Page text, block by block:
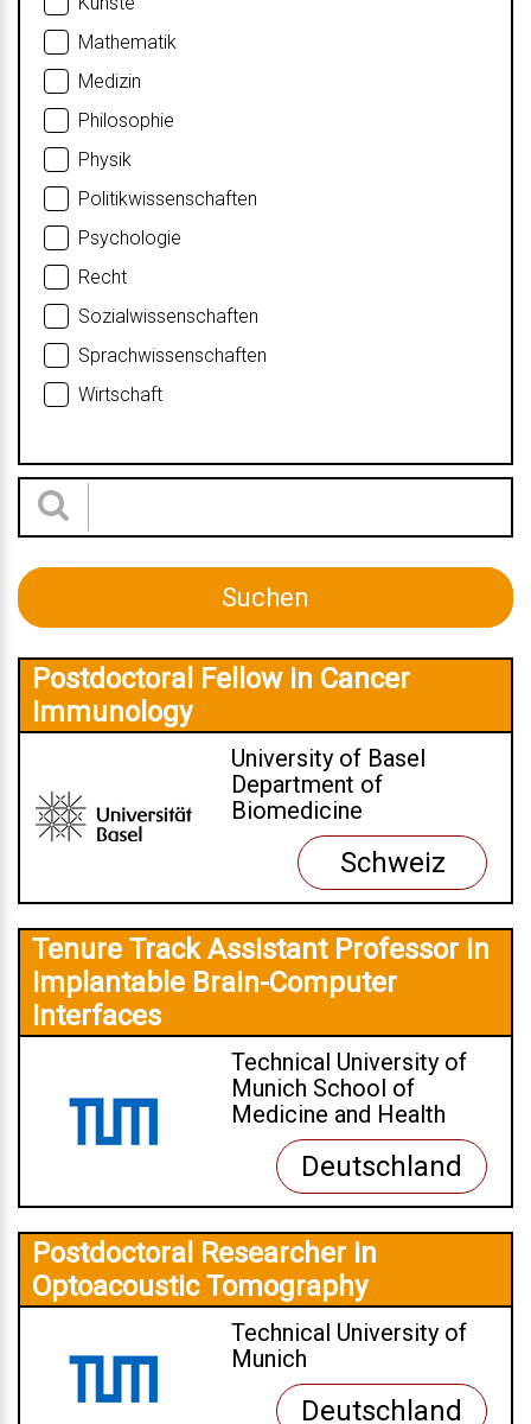
Mathematik
Medizin
Philosophie
Physik
Politikwissenschaften
Psychologie
Recht
Sozialwissenschaften
Sprachwissenschaften
Wirtschaft
Postdoctoral Fellow in Cancer
Immunology
University of Basel
Department of
Biomedicine
Schweiz
Tenure Track Assistant Professor in
Implantable Brain-Computer
Interfaces
Technical University of
Munich School of
Medicine and Health
Deutschland
Postdoctoral Researcher in
Optoacoustic Tomography
Technical University of
Munich
Deutschland